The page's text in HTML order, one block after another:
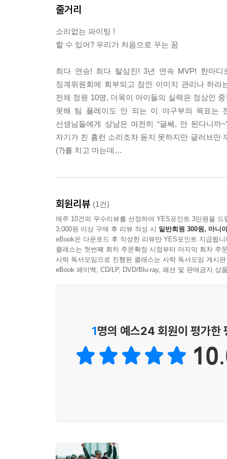
줄거리
소리없는 파이팅 !
할 수 있어? 우리가 처음으로 꾸는 꿈
최다 연승! 최다 탈삼진! 3년 연속 MVP! 한마디
징계위원회에 회부되고 잠깐 이미지 관리나 하라
전체 정원 10명, 더욱이 아이들의 실력은 정상인
못해 팀 플레이도 안 되는 이 야구부의 목표는
선생님들에게 상남은 여전히 “글쎄, 안 된다니
자기가 친 홈런 소리조차 듣지 못하지만 글러브만
(?)를 치고 마는데…
회원리뷰 (1건)
매주 10건의 우수리뷰를 선정하여 YES포인트 3만원을 드
3,000원 이상 구매 후 리뷰 작성 시 일반회원 300원, 마니
eBook은 다운로드 후 작성한 리뷰만 YES포인트 지급됩니
클래스는 첫번째 회차 주문확정 시점부터 마지막 회차 주
사락 독서모임으로 진행된 클래스는 사락 독서모임 게시
eBook 페이백, CD/LP, DVD/Blu-ray, 패션 및 판매금지 상
1명의 예스24 회원이 평가한